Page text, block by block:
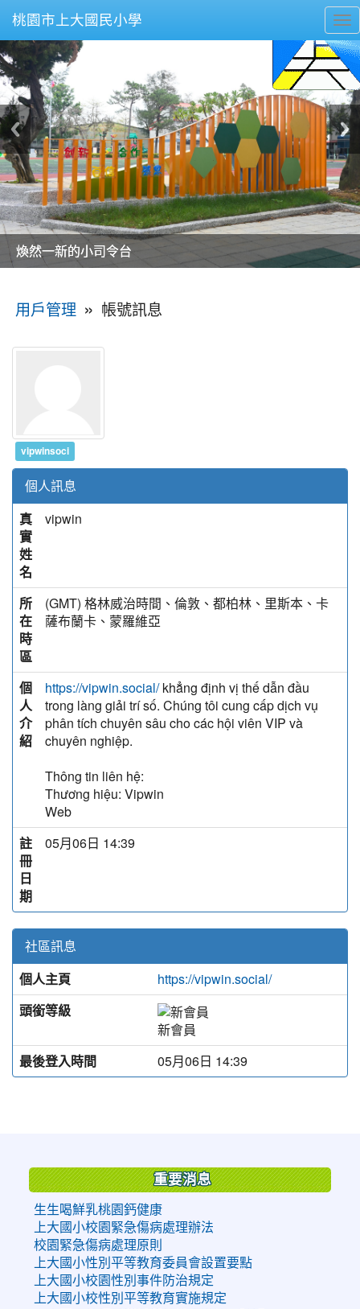
桃園市上大國民小學
美麗的操場是我們活力的來源
美麗的操場是我們活力的來源
煥然一新的小司令台
煥然一新的小司令台
富含桃園埤塘田園風光意象的中廊
富含桃園埤塘田園風光意象的中廊
嶄新的中庭廣場
嶄新的中庭廣場
水生池生生不息
水生池生生不息
用戶管理 » 帳號訊息
vipwinsoci
個人訊息
真
實
姓
名
vipwin
所
在
時
區
(GMT) 格林威治時間、倫敦、都柏林、里斯本、卡
薩布蘭卡、蒙羅維亞
個
人
介
紹
https://vipwin.social/khẳng định vị thế dẫn đầu
trong làng giải trí số. Chúng tôi cung cấp dịch vụ
phân tích chuyên sâu cho các hội viên VIP và
chuyên nghiệp.
Thông tin liên hệ:
Thương hiệu: Vipwin
Web
註
冊
日
期
05月06日 14:39
社區訊息
個人主頁
https://vipwin.social/
頭銜等級
新會員
最後登入時間
05月06日 14:39
重要消息
生生喝鮮乳桃園鈣健康
上大國小校園緊急傷病處理辦法
校園緊急傷病處理原則
上大國小性別平等教育委員會設置要點
上大國小校園性別事件防治規定
上大國小校性別平等教育實施規定